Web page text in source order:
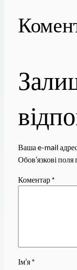
Ваша e-mail
Обов’язкові поля
Коментар *
Ім’я *